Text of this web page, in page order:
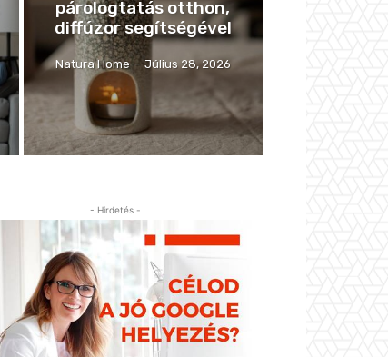
párologtatás otthon,
diffúzor segítségével
Natura Home - Július 28, 2026
- Hirdetés -